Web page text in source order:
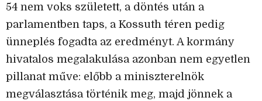
54 nem voks született, a döntés után a
parlamentben taps, a Kossuth téren pedig
ünneplés fogadta az eredményt. A kormány
hivatalos megalakulása azonban nem egyetlen
pillanat műve: előbb a miniszterelnök
megválasztása történik meg, majd jönnek a